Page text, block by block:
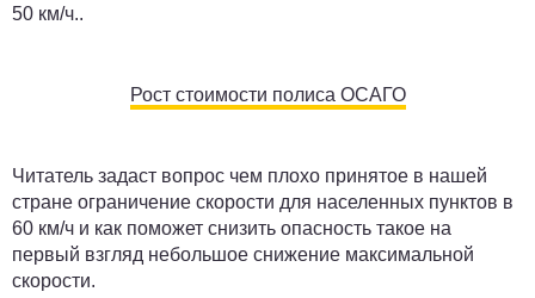
50 км/ч..
Рост стоимости полиса ОСАГО
Читатель задаст вопрос чем плохо принятое в нашей
стране ограничение скорости для населенных пунктов в
60 км/ч и как поможет снизить опасность такое на
первый взгляд небольшое снижение максимальной
скорости.